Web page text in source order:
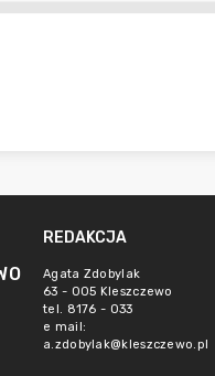
REDAKCJA
Agata Zdobylak
63 - 005 Kleszczewo
tel. 8176 - 033
e mail:
a.zdobylak@kleszczewo.pl